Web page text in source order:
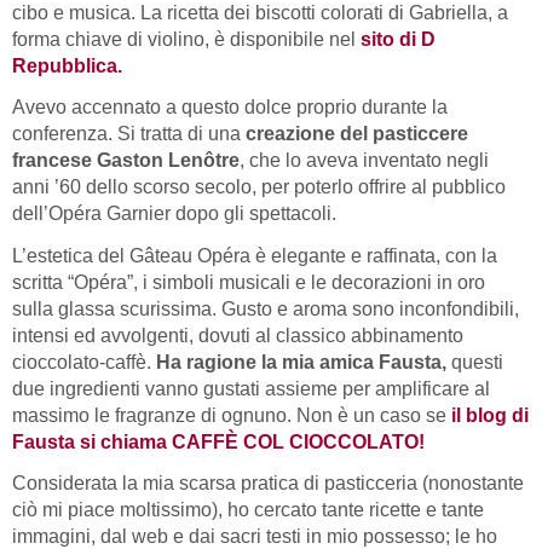
cibo e musica. La ricetta dei biscotti colorati di Gabriella, a
forma chiave di violino, è disponibile nel sito di D
Repubblica.
Avevo accennato a questo dolce proprio durante la
conferenza. Si tratta di una creazione del pasticcere
francese Gaston Lenôtre, che lo aveva inventato negli
anni ’60 dello scorso secolo, per poterlo offrire al pubblico
dell’Opéra Garnier dopo gli spettacoli.
L’estetica del Gâteau Opéra è elegante e raffinata, con la
scritta “Opéra”, i simboli musicali e le decorazioni in oro
sulla glassa scurissima. Gusto e aroma sono inconfondibili,
intensi ed avvolgenti, dovuti al classico abbinamento
cioccolato-caffè. Ha ragione la mia amica Fausta, questi
due ingredienti vanno gustati assieme per amplificare al
massimo le fragranze di ognuno. Non è un caso se il blog di
Fausta si chiama CAFFÈ COL CIOCCOLATO!
Considerata la mia scarsa pratica di pasticceria (nonostante
ciò mi piace moltissimo), ho cercato tante ricette e tante
immagini, dal web e dai sacri testi in mio possesso; le ho